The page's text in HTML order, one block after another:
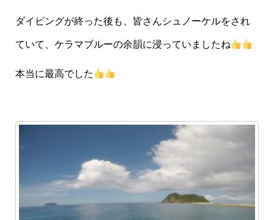
ダイビングが終った後も、皆さんシュノーケルをされ
ていて、ケラマブルーの余韻に浸っていましたね
本当に最高でした